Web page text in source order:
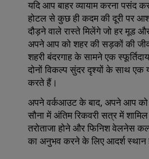
यदि आप बाहर व्यायाम करना पसंद
होटल से कुछ ही कदम की दूरी पर
दौड़ने वाले रास्ते मिलेंगे जो हर मूड
अपने आप को शहर की सड़कों की
शहरी बंदरगाह के सामने एक
दोनों विकल्प सुंदर दृश्यों के साथ एक
करते हैं।
अपने वर्कआउट के बाद, अपने आप को
सौना में अंतिम रिकवरी सत्र में
तरोताजा होने और फिनिश वेलनेस
का अनुभव करने के लिए आदर्श स्थान